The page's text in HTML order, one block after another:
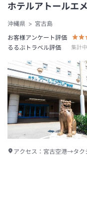
ホテルアトールエ
沖縄県
宮古島
お客様アンケート評価
るるぶトラベル評価
集計中
アクセス： 宮古空港→タク